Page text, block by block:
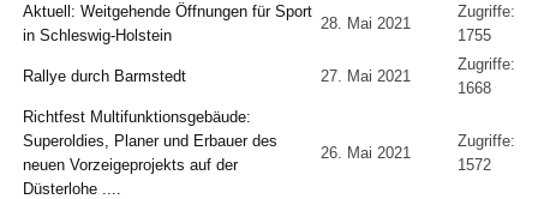
Aktuell: Weitgehende Öffnungen für Sport
in Schleswig-Holstein
28. Mai 2021
Zugriffe:
1755
Rallye durch Barmstedt 27. Mai 2021
Zugriffe:
1668
Richtfest Multifunktionsgebäude:
Superoldies, Planer und Erbauer des
neuen Vorzeigeprojekts auf der
Düsterlohe ....
26. Mai 2021
Zugriffe:
1572